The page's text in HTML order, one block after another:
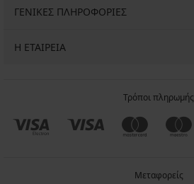
ΓΕΝΙΚΕΣ ΠΛΗΡΟΦΟΡΙΕΣ
Η ΕΤΑΙΡΕΙΑ
Τρόποι πληρωμής
Μεταφορείς